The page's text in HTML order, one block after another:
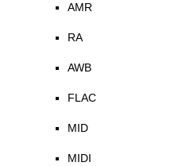
AMR
RA
AWB
FLAC
MID
MIDI